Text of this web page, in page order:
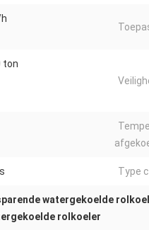
ton
Type
watergekoelde
rolkoeler